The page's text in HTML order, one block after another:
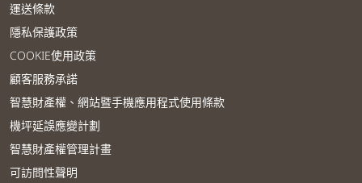
運送條款
隱私保護政策
COOKIE使用政策
顧客服務承諾
智慧財產權、網站暨手機應用程式使用條款
機坪延誤應變計劃
智慧財產權管理計畫
可訪問性聲明